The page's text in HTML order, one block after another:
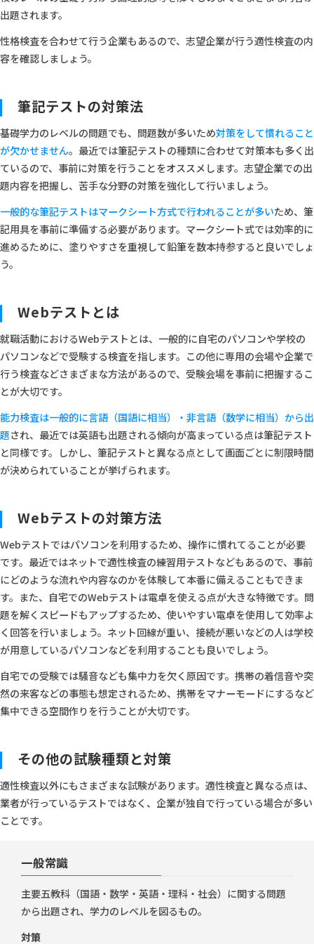
出題されます。
性格検査を合わせて行う企業もあるので、志望企業が行う適性検査の内
容を確認しましょう。
筆記テストの対策法
基礎学力のレベルの問題でも、問題数が多いため対策をして慣れること
が欠かせません。最近では筆記テストの種類に合わせて対策本も多く出
ているので、事前に対策を行うことをオススメします。志望企業での出
題内容を把握し、苦手な分野の対策を強化して行いましょう。
一般的な筆記テストはマークシート方式で行われることが多いため、筆
記用具を事前に準備する必要があります。マークシート式では効率的に
進めるために、塗りやすさを重視して鉛筆を数本持参すると良いでしょ
う。
Webテストとは
就職活動におけるWebテストとは、一般的に自宅のパソコンや学校の
パソコンなどで受験する検査を指します。この他に専用の会場や企業で
行う検査などさまざまな方法があるので、受験会場を事前に把握するこ
とが大切です。
能力検査は一般的に言語（国語に相当）・非言語（数学に相当）から出
題され、最近では英語も出題される傾向が高まっている点は筆記テスト
と同様です。しかし、筆記テストと異なる点として画面ごとに制限時間
が決められていることが挙げられます。
Webテストの対策方法
Webテストではパソコンを利用するため、操作に慣れてることが必要
です。最近ではネットで適性検査の練習用テストなどもあるので、事前
にどのような流れや内容なのかを体験して本番に備えることもできま
す。また、自宅でのWebテストは電卓を使える点が大きな特徴です。問
題を解くスピードもアップするため、使いやすい電卓を使用して効率よ
く回答を行いましょう。ネット回線が重い、接続が悪いなどの人は学校
が用意しているパソコンなどを利用することも良いでしょう。
自宅での受験では騒音なども集中力を欠く原因です。携帯の着信音や突
然の来客などの事態も想定されるため、携帯をマナーモードにするなど
集中できる空間作りを行うことが大切です。
その他の試験種類と対策
適性検査以外にもさまざまな試験があります。適性検査と異なる点は、
業者が行っているテストではなく、企業が独自で行っている場合が多い
ことです。
一般常識
主要五教科（国語・数学・英語・理科・社会）に関する問題
から出題され、学力のレベルを図るもの。
対策